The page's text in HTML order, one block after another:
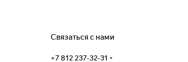
Связаться с нами
+7 812 237-32-31